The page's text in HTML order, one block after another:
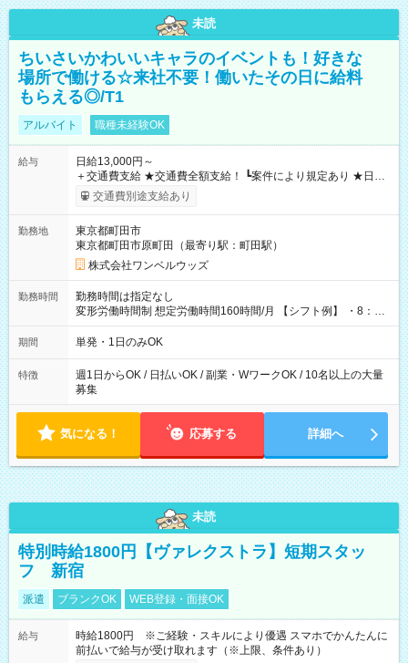
未読
ちいさいかわいいキャラのイベントも！好きな
場所で働ける☆来社不要！働いたその日に給料
もらえる◎/T1
アルバイト 職種未経験OK
給与
日給13,000円～
＋交通費支給 ★交通費全額支給！ ┗案件により規定あり ★日払
いOK！（規定あり） ┗働いたその日に現金GET♪ お仕事後はコ
ンビニATMから 日払い分を引き落とせます！ 【試用期間】試
交通費別途支給あり
勤務地
東京都町田市
東京都町田市原町田（最寄り駅：町田駅）
株式会社ワンベルウッズ
勤務時間
勤務時間は指定なし
変形労働時間制 想定労働時間160時間/月 【シフト例】 ・8：00
～21：00
期間 単発・1日のみOK
特徴
週1日からOK / 日払いOK / 副業・WワークOK / 10名以上の大量
募集
気になる！ 応募する 詳細へ
未読
特別時給1800円【ヴァレクストラ】短期スタッ
フ 新宿
派遣 ブランクOK WEB登録・面接OK
給与
時給1800円 ※ご経験・スキルにより優遇 スマホでかんたんに
前払いで給与が受け取れます（※上限、条件あり）